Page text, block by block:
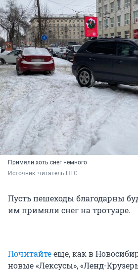
Примяли хоть снег немного
Источник: читатель НГС
Пусть пешеходы благодарны
им примяли снег на тротуаре.
Почитайтееще, как в
новые «Лексусы», «Ленд-